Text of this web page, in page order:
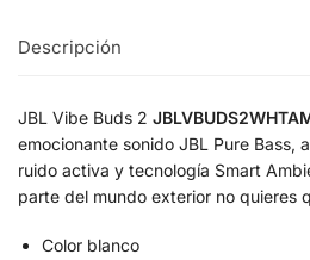
Descripción
JBL Vibe Buds 2
emocionante sonido JBL Pure Bass,
ruido activa y tecnología Smart
parte del mundo exterior no quieres
Color blanco